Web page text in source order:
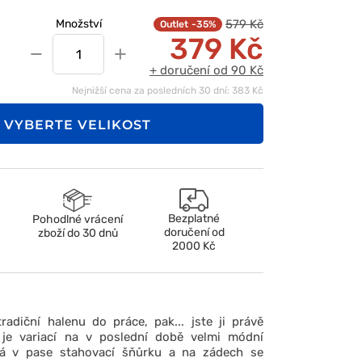
Množství
− +
-35% 579 Kč
379 Kč
+ doručení od 90 Kč
Nejnižší cena za posledních 30 dní: 383 Kč
VYBERTE VELIKOST
Pohodlné vrácení
zboží do 30 dnů
Bezplatné
doručení od
2000 Kč
halenu do práce, pak... jste ji právě
variací na v poslední době velmi módní
v pase stahovací šňůrku a na zádech se